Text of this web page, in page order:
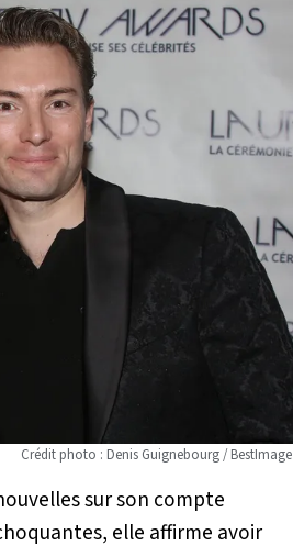
Crédit photo : Denis Guignebourg / BestImage
sur son compte
elle affirme avoir